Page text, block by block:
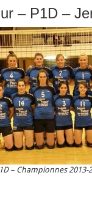
– P1D –
– Championnes 2013-